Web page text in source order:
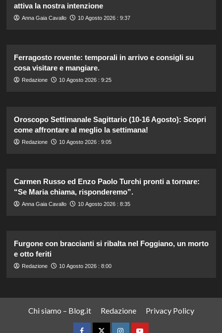
attiva la nostra intenzione
Anna Gaia Cavallo 10 Agosto 2026 : 9:37
Ferragosto rovente: temporali in arrivo e consigli su
cosa visitare e mangiare.
Redazione 10 Agosto 2026 : 9:25
Oroscopo Settimanale Sagittario (10-16 Agosto): Scopri
come affrontare al meglio la settimana!
Redazione 10 Agosto 2026 : 9:05
Carmen Russo ed Enzo Paolo Turchi pronti a tornare:
“Se Maria chiama, risponderemo”.
Anna Gaia Cavallo 10 Agosto 2026 : 8:35
Furgone con braccianti si ribalta nel Foggiano, un morto
e otto feriti
Redazione 10 Agosto 2026 : 8:00
Chi siamo – Blog.it Redazione Privacy Policy